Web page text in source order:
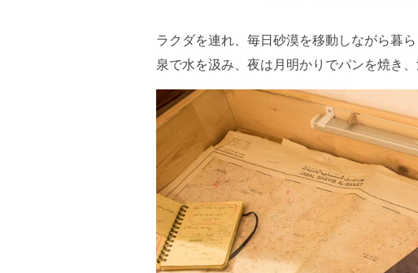
ラクダを連れ、毎日砂漠を移動しながら暮ら
泉で水を汲み、夜は月明かりでパンを焼き